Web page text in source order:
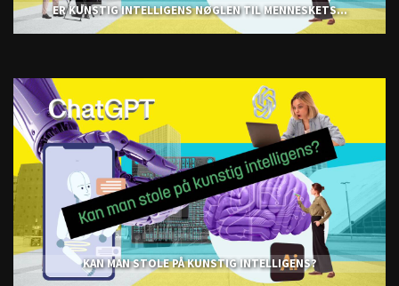
ER KUNSTIG INTELLIGENS NØGLEN TIL MENNESKETS...
KAN MAN STOLE PÅ KUNSTIG INTELLIGENS?